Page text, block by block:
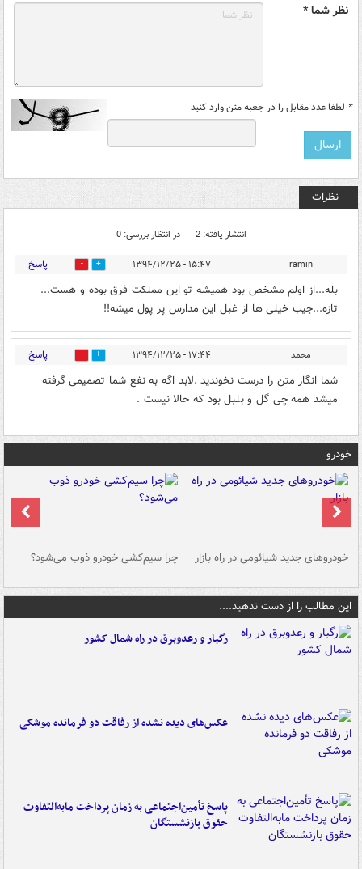
نظر شما *
* لطفا عدد مقابل را در جعبه متن وارد کنید
نظرات
انتشار یافته: 2 در انتظار بررسی: 0
ramin ۱۵:۴۷ - ۱۳۹۴/۱۲/۲۵ 0 پاسخ
بله...از اولم مشخص بود همیشه تو این مملکت فرق بوده و هست...
تازه...جیب خیلی ها از غبل این مدارس پر پول میشه!!
محمد ۱۷:۴۴ - ۱۳۹۴/۱۲/۲۵ 0 پاسخ
شما انگار متن را درست نخوندید .لابد اگه به نفع شما تصمیمی گرفته
میشد همه چی گل و بلبل بود که حالا نیست .
خودرو
خودروهای جدید شیائومی در راه بازار چرا سیم‌کشی خودرو ذوب می‌شود؟
این مطالب را از دست ندهید....
رگبار و رعدوبرق در راه شمال کشور
عکس‌های دیده نشده از رفاقت دو فرمانده‌ موشکی
پاسخ تأمین‌اجتماعی به زمان پرداخت مابه‌التفاوت
حقوق بازنشستگان